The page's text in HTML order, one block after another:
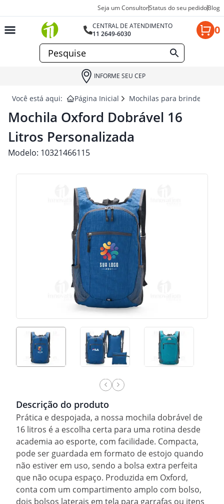
Seja um ConsultorStatus do seu pedidoBlog
CENTRAL DE ATENDIMENTO
11 2649-6030
0
INFORME SEU CEP
Você está aqui: Página Inicial Mochilas para brindes
Mochila Oxford Dobrável 16
Litros Personalizada
Modelo: 10321466115
Descrição do produto
Prática e despojada, a nossa mochila dobrável de
16 litros é a escolha certa para uma rotina desde
academia ao esporte, com facilidade. Compacta,
pode ser guardada em formato de estojo quando
não estiver em uso, sendo a bolsa extra perfeita
que não ocupa espaço. Produzida em Oxford,
conta com um compartimento amplo com bolso,
dois bolsos laterais em tela para garrafas ou itens